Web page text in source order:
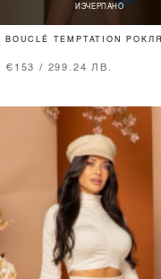
ИЗЧЕРПАНО
BOUCLÉ TEMPTATION РОКЛЯ
€153 / 299.24 ЛВ.